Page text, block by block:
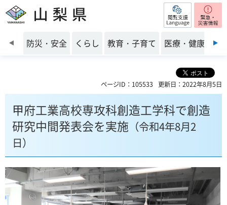
山梨県 閲覧支援
前のスライドを表示
防災・安全 くらし 教育・子育て 医療・健康・福
ページID：105533 更新日：2022年8月5日
甲府工業高校専攻科創造工学科で創造
研究中間発表会を実施 （令和4年8月2
日）